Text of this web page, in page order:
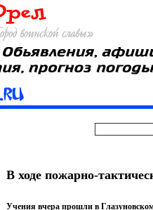
В ходе пожарно-
Учения вчера прошли в